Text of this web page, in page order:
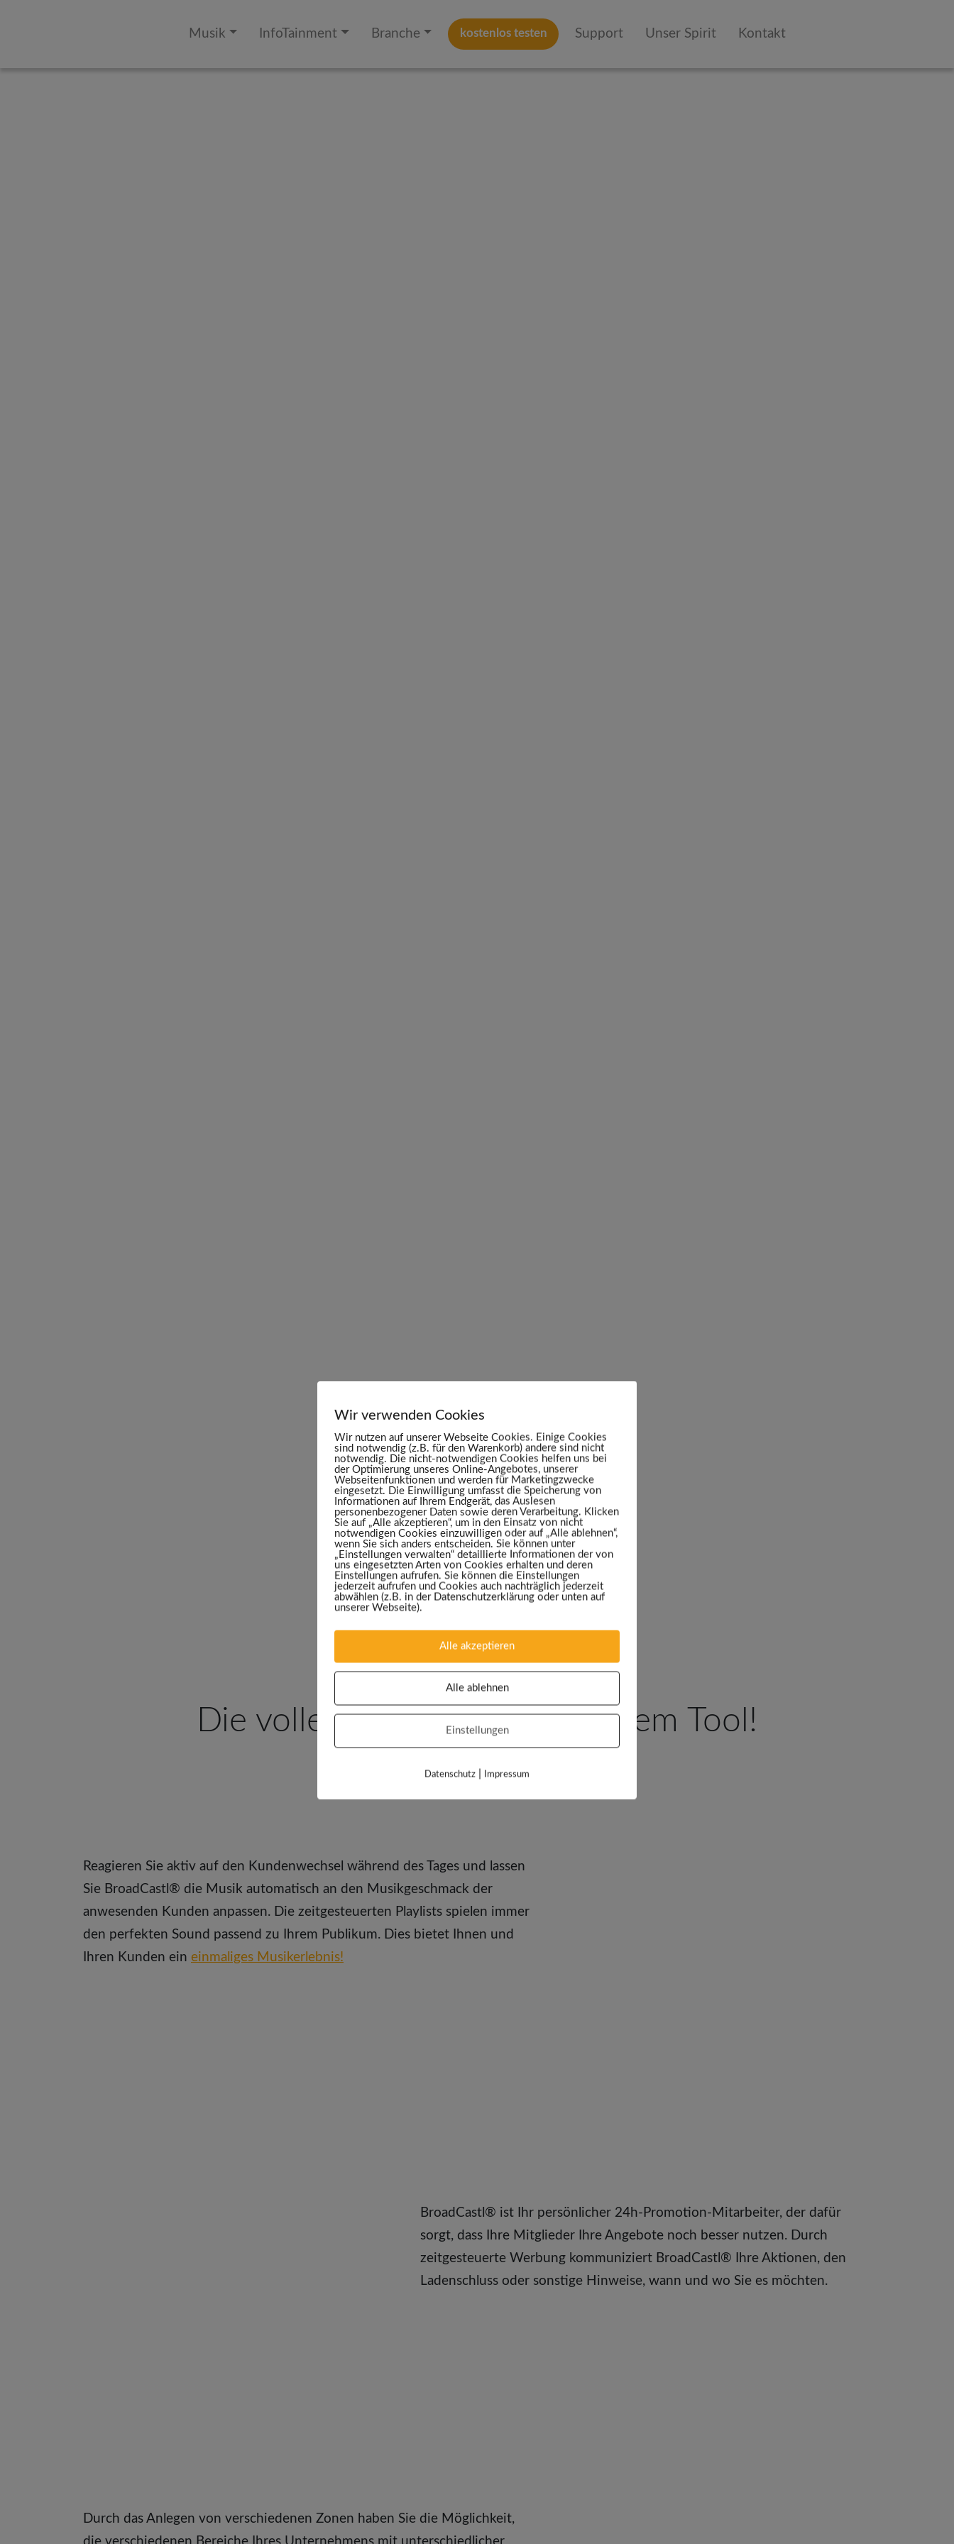
Musik InfoTainment Branche kostenlos testen Support Unser Spirit Kontakt
Die volle Kontrolle mit nur einem Tool!
Reagieren Sie aktiv auf den Kundenwechsel während des Tages und lassen
Sie BroadCastl® die Musik automatisch an den Musikgeschmack der
anwesenden Kunden anpassen. Die zeitgesteuerten Playlists spielen immer
den perfekten Sound passend zu Ihrem Publikum. Dies bietet Ihnen und
Ihren Kunden ein einmaliges Musikerlebnis!
BroadCastl® ist Ihr persönlicher 24h-Promotion-Mitarbeiter, der dafür
sorgt, dass Ihre Mitglieder Ihre Angebote noch besser nutzen. Durch
zeitgesteuerte Werbung kommuniziert BroadCastl® Ihre Aktionen, den
Ladenschluss oder sonstige Hinweise, wann und wo Sie es möchten.
Durch das Anlegen von verschiedenen Zonen haben Sie die Möglichkeit,
Wir verwenden Cookies
Wir nutzen auf unserer Webseite Cookies. Einige Cookies
sind notwendig (z.B. für den Warenkorb) andere sind nicht
notwendig. Die nicht-notwendigen Cookies helfen uns bei
der Optimierung unseres Online-Angebotes, unserer
Webseitenfunktionen und werden für Marketingzwecke
eingesetzt. Die Einwilligung umfasst die Speicherung von
Informationen auf Ihrem Endgerät, das Auslesen
personenbezogener Daten sowie deren Verarbeitung. Klicken
Sie auf „Alle akzeptieren“, um in den Einsatz von nicht
notwendigen Cookies einzuwilligen oder auf „Alle ablehnen“,
wenn Sie sich anders entscheiden. Sie können unter
„Einstellungen verwalten“ detaillierte Informationen der von
uns eingesetzten Arten von Cookies erhalten und deren
Einstellungen aufrufen. Sie können die Einstellungen
jederzeit aufrufen und Cookies auch nachträglich jederzeit
abwählen (z.B. in der Datenschutzerklärung oder unten auf
unserer Webseite).
Alle akzeptieren
Alle ablehnen
Einstellungen
Datenschutz Impressum